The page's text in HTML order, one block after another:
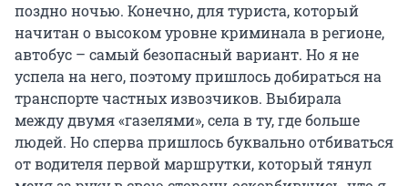
поздно ночью. Конечно, для туриста, который
начитан о высоком уровне криминала в регионе,
автобус – самый безопасный вариант. Но я не
успела на него, поэтому пришлось добираться на
транспорте частных извозчиков. Выбирала
между двумя «газелями», села в ту, где больше
людей. Но сперва пришлось буквально отбиваться
от водителя первой маршрутки, который тянул